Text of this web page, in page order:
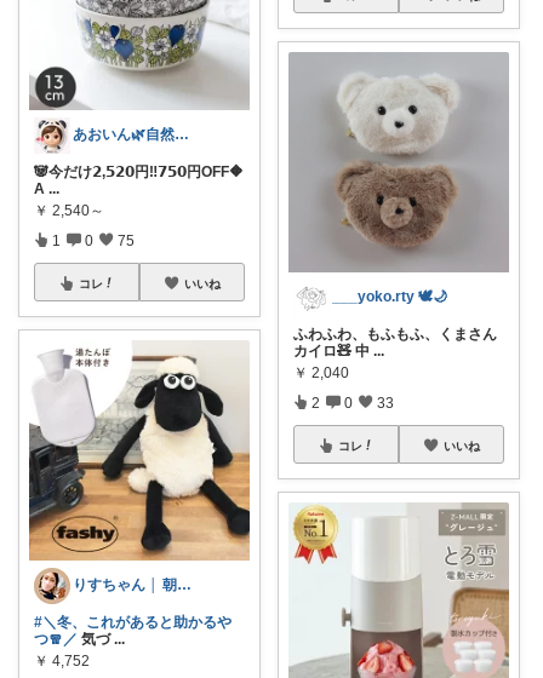
あおいん🌿自然派&無添加さん
🐼今だけ𝟮,𝟱𝟮𝟬円‼︎𝟳𝟱𝟬円OFF🔶
A ...
￥ 2,540～
1 0 75
コレ いいね
りすちゃん │ 朝コレ
#＼冬、これがあると助かるや
つ🧣／ 気づ ...
￥ 4,752
___yoko.rty 🕊🌙
ふわふわ、もふもふ、くまさん
カイロ🧸 中 ...
￥ 2,040
2 0 33
コレ いいね